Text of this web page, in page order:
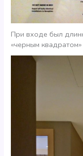
При входе был
«черным